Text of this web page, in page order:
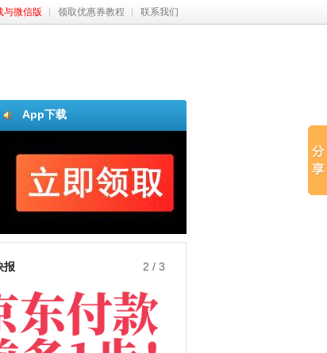
与微信版 领取优惠券教程 联系我们
App下载
报 3 / 3